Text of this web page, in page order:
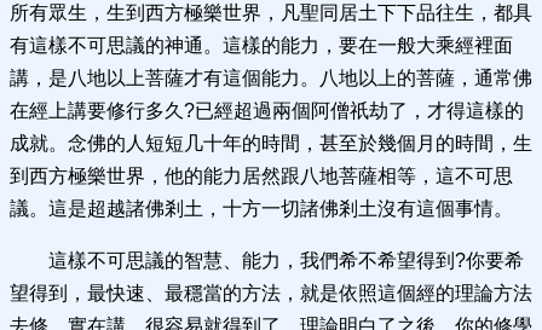
所有眾生，生到西方極樂世界，凡聖同居土下下品往生，都具
有這樣不可思議的神通。這樣的能力，要在一般大乘經裡面
講，是八地以上菩薩才有這個能力。八地以上的菩薩，通常佛
在經上講要修行多久?已經超過兩個阿僧祇劫了，才得這樣的
成就。念佛的人短短几十年的時間，甚至於幾個月的時間，生
到西方極樂世界，他的能力居然跟八地菩薩相等，這不可思
議。這是超越諸佛剎土，十方一切諸佛剎土沒有這個事情。
這樣不可思議的智慧、能力，我們希不希望得到?你要希
望得到，最快速、最穩當的方法，就是依照這個經的理論方法